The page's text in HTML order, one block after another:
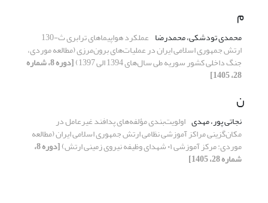
م
محمدی تودشکی، محمدرضا عملکرد هواپیماهای ترابری ث-130
ارتش جمهوری اسلامی ایران در عملیات‌های برون‌مرزی (مطالعه موردی،
جنگ داخلی کشور سوریه طی سال‌های 1394 الی 1397) [دوره 8، شماره
28، 1405]
ن
نجاتی پور، مهدی اولویت‌بندی مؤلفه‌های پدافند غیرعامل در
مکان‌گزینی مراکز آموزشی نظامی ارتش جمهوری اسلامی ایران (مطالعه
موردی: مرکز آموزشی ۰۱ شهدای وظیفه نیروی زمینی ارتش) [دوره 8،
شماره 28، 1405]